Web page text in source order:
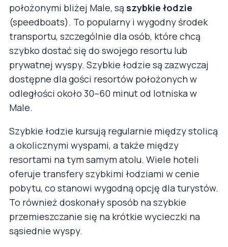
położonymi bliżej Male, są szybkie łodzie
(speedboats). To popularny i wygodny środek
transportu, szczególnie dla osób, które chcą
szybko dostać się do swojego resortu lub
prywatnej wyspy. Szybkie łodzie są zazwyczaj
dostępne dla gości resortów położonych w
odległości około 30–60 minut od lotniska w
Male.
Szybkie łodzie kursują regularnie między stolicą
a okolicznymi wyspami, a także między
resortami na tym samym atolu. Wiele hoteli
oferuje transfery szybkimi łodziami w cenie
pobytu, co stanowi wygodną opcję dla turystów.
To również doskonały sposób na szybkie
przemieszczanie się na krótkie wycieczki na
sąsiednie wyspy.